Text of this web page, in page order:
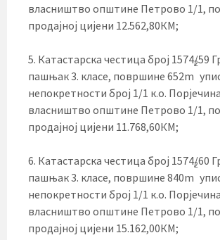
власништво општине Петрово 1/1, по
продајној цијени 12.562,80КМ;
5. Катастарска честица број 1574/59
пашњак 3. класе, површине 652m
2
непокретности број 1/1 к.о.
власништво општине Петрово 1/1, по
продајној цијени 11.768,60КМ;
6. Катастарска честица број 1574/60
пашњак 3. класе, површине 840m
2
непокретности број 1/1 к.о.
власништво општине Петрово 1/1, по
продајној цијени 15.162,00КМ;